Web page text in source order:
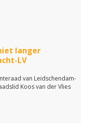
langer
LV
van Leidschendam-
Koos van der Vlies